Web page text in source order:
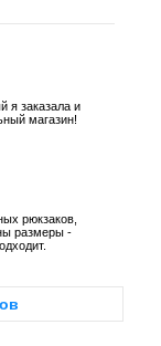
я заказала и
магазин!
рюкзаков,
размеры -